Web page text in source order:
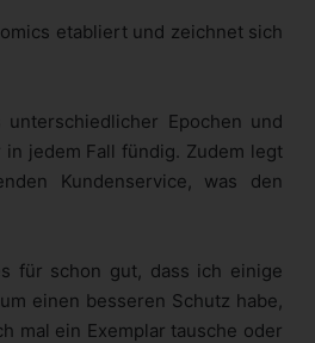
etabliert und zeichnet sich
Epochen und
jedem Fall fündig. Zudem legt
Kundenservice, was den
für schon gut, dass ich einige
einen besseren Schutz habe,
mal ein Exemplar tausche oder